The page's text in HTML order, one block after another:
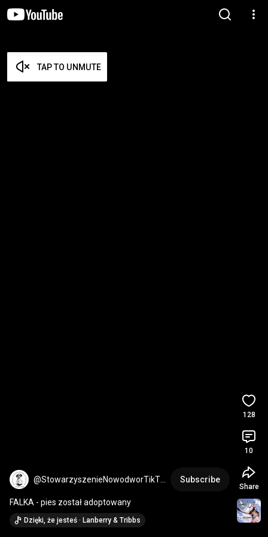
TAP TO UNMUTE
@StowarzyszenieNowodworTikTo
Subscribe
FALKA - pies został adoptowany
Dzięki, że jesteś · Lanberry & Tribbs
128
10
Share